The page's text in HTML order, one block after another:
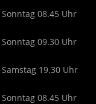
08.45 Uhr
09.30 Uhr
19.30 Uhr
08.45 Uhr